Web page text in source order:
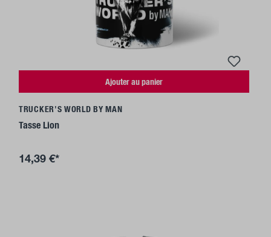
Ajouter au panier
TRUCKER'S WORLD BY MAN
Tasse Lion
14,39 €*